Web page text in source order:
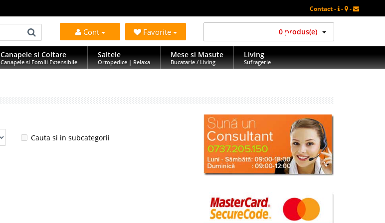
Contact - - -
Cont Favorite 0 produs(e)
Canapele si Coltare
Canapele si Fotolii Extensibile
Saltele
Ortopedice | Relaxa
Mese si Masute
Bucatarie / Living
Living
Sufragerie
Cauta si in subcategorii